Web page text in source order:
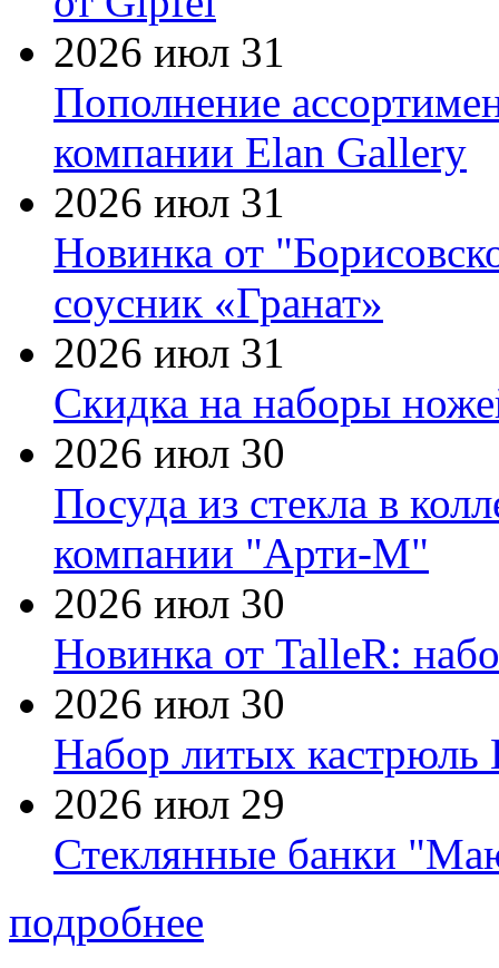
2026 июл 31
Пополнение
компании Elan Gallery
2026 июл 31
Новинка от
соусник «Гранат»
2026 июл 31
Скидка на наборы
2026 июл 30
Посуда из стекла в
компании "Арти-М"
2026 июл 30
Новинка от TalleR:
2026 июл 30
Набор литых кастрюль
2026 июл 29
Стеклянные банки
подробнее